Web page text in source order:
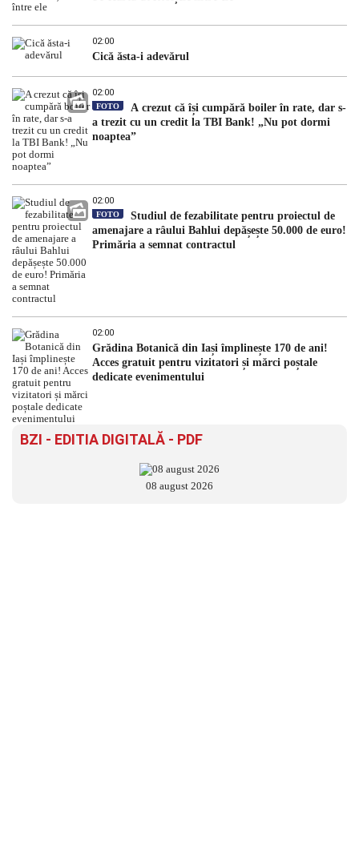
02:00
Cică ăsta-i adevărul
02:00
FOTO
A crezut că își cumpără boiler în rate, dar s-
a trezit cu un credit la TBI Bank! „Nu pot dormi
noaptea”
02:00
FOTO
Studiul de fezabilitate pentru proiectul de
amenajare a râului Bahlui depășește 50.000 de euro!
Primăria a semnat contractul
02:00
Grădina Botanică din Iași împlinește 170 de ani!
Acces gratuit pentru vizitatori și mărci poștale
dedicate evenimentului
BZI - EDITIA DIGITALĂ - PDF
08 august 2026